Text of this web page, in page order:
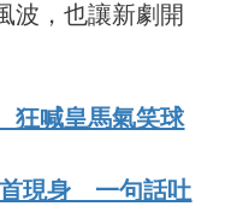
波，也讓新劇開
喊皇馬氣笑球
現身 一句話吐